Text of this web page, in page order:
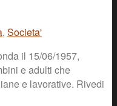
, Societa'
il 15/06/1957,
e adulti che
e lavorative. Rivedi